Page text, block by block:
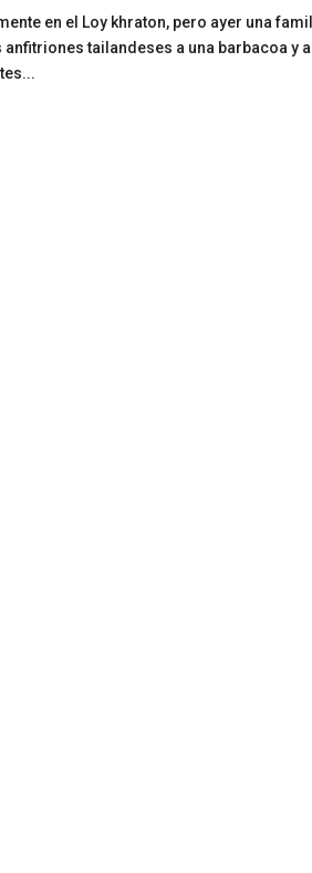
en el Loy khraton, pero ayer una
tailandeses a una barbacoa y